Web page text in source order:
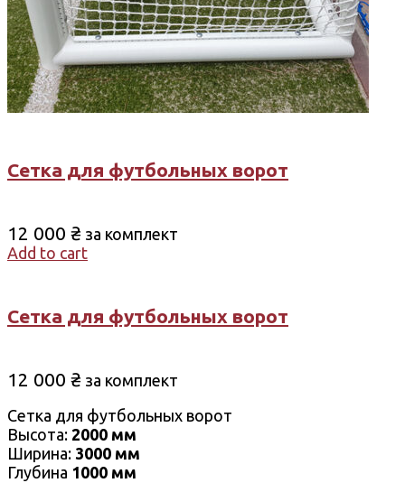
Сетка для футбольных ворот
12 000 ₴ за комплект
Add to cart
Сетка для футбольных ворот
12 000 ₴ за комплект
Сетка для футбольных ворот
Высота: 2000 мм
Ширина: 3000 мм
Глубина 1000 мм